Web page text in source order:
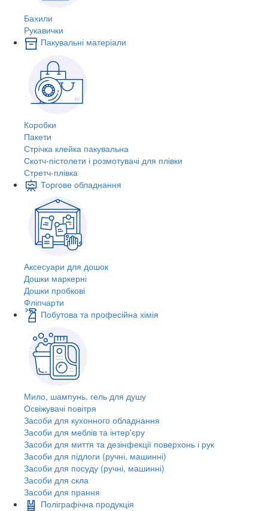
Бахили
Рукавички
Пакувальні матеріали
Коробки
Пакети
Стрічка клейка пакувальна
Скотч-пістолети і розмотувачі для плівки
Стретч-плівка
Торгове обладнання
Аксесуари для дошок
Дошки маркерні
Дошки пробкові
Фліпчарти
Побутова та професійна хімія
Мило, шампунь, гель для душу
Освіжувачі повітря
Засоби для кухонного обладнання
Засоби для меблів та інтер'єру
Засоби для миття та дезінфекції поверхонь і рук
Засоби для підлоги (ручні, машинні)
Засоби для посуду (ручні, машинні)
Засоби для скла
Засоби для прання
Поліграфічна продукція